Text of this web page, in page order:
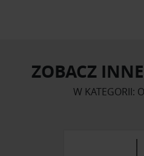
ZOBACZ
W KATEGORII: